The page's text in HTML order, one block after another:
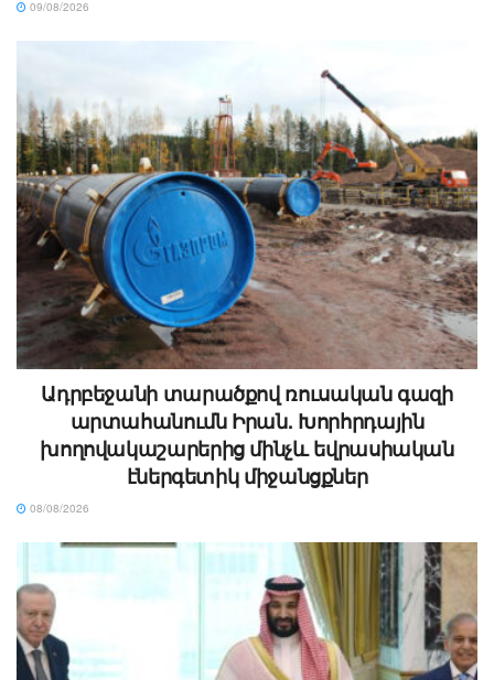
09/08/2026
Ադրբեջանի տարածքով ռուսական գազի
արտահանումն Իրան. Խորհրդային
խողովակաշարերից մինչև եվրասիական
էներգետիկ միջանցքներ
08/08/2026